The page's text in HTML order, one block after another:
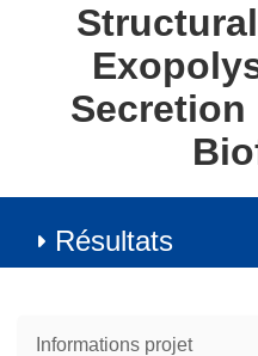
Résultats
Informations projet